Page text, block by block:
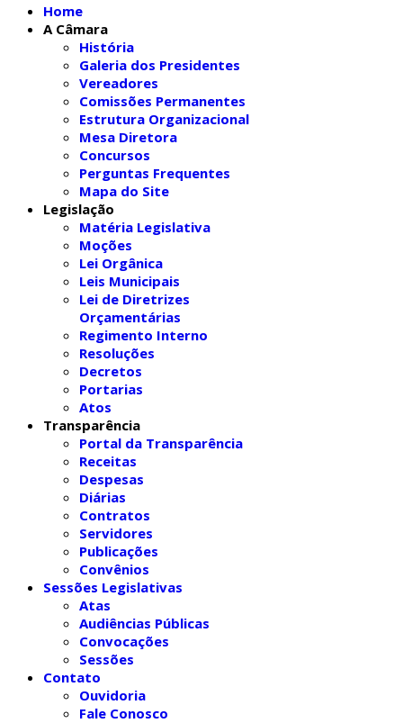
Home
A Câmara
História
Galeria dos Presidentes
Vereadores
Comissões Permanentes
Estrutura Organizacional
Mesa Diretora
Concursos
Perguntas Frequentes
Mapa do Site
Legislação
Matéria Legislativa
Moções
Lei Orgânica
Leis Municipais
Lei de Diretrizes
Orçamentárias
Regimento Interno
Resoluções
Decretos
Portarias
Atos
Transparência
Portal da Transparência
Receitas
Despesas
Diárias
Contratos
Servidores
Publicações
Convênios
Sessões Legislativas
Atas
Audiências Públicas
Convocações
Sessões
Contato
Ouvidoria
Fale Conosco